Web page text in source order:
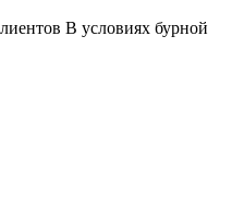
В условиях бурной